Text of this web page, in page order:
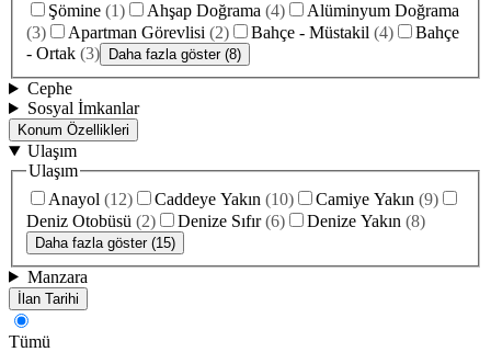
Şömine (1) Ahşap Doğrama (4)
Alüminyum Doğrama
(3) Apartman Görevlisi (2) Bahçe - Müstakil (4)
Bahçe
- Ortak (3) Daha fazla göster (8)
Cephe
Sosyal İmkanlar
Konum Özellikleri
Ulaşım
Ulaşım
Anayol (12) Caddeye Yakın (10) Camiye Yakın (9)
Deniz Otobüsü (2) Denize Sıfır (6) Denize Yakın (8)
Daha fazla göster (15)
Manzara
İlan Tarihi
Tümü